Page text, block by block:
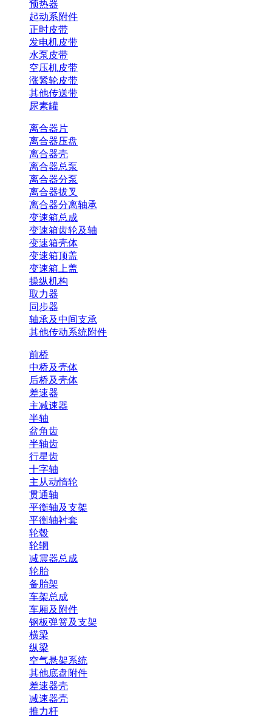
预热器
起动系附件
正时皮带
发电机皮带
水泵皮带
空压机皮带
涨紧轮皮带
其他传送带
尿素罐
离合器片
离合器压盘
离合器壳
离合器总泵
离合器分泵
离合器拔叉
离合器分离轴承
变速箱总成
变速箱齿轮及轴
变速箱壳体
变速箱顶盖
变速箱上盖
操纵机构
取力器
同步器
轴承及中间支承
其他传动系统附件
前桥
中桥及壳体
后桥及壳体
差速器
主减速器
半轴
盆角齿
半轴齿
行星齿
十字轴
主从动惰轮
贯通轴
平衡轴及支架
平衡轴衬套
轮毂
轮辋
减震器总成
轮胎
备胎架
车架总成
车厢及附件
钢板弹簧及支架
横梁
纵梁
空气悬架系统
其他底盘附件
差速器壳
减速器壳
推力杆